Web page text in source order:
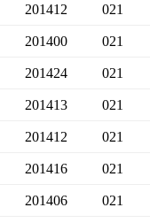
201412 021
201400 021
201424 021
201413 021
201412 021
201416 021
201406 021